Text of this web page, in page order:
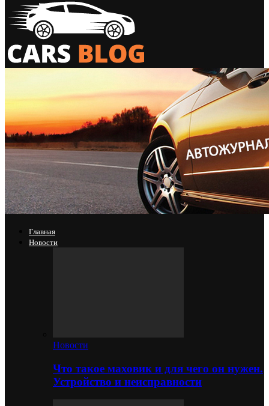
Главная
Новости
Новости
Что такое маховик и для чего он нужен.
Устройство и неисправности